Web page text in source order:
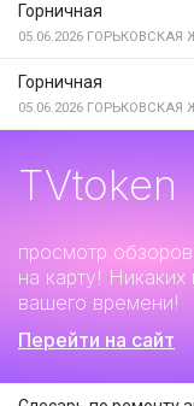
Горничная
05.06.2026 ГОРЬКОВСКАЯ
Горничная
05.06.2026 ГОРЬКОВСКАЯ
TVtoken
просмотр
на карту!
вашего времени!
Перейти на сайт